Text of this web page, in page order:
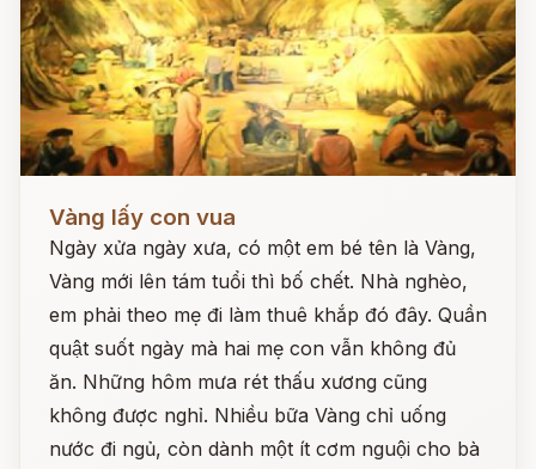
Vàng lấy con vua
Ngày xửa ngày xưa, có một em bé tên là Vàng,
Vàng mới lên tám tuổi thì bố chết. Nhà nghèo,
em phải theo mẹ đi làm thuê khắp đó đây. Quần
quật suốt ngày mà hai mẹ con vẫn không đủ
ăn. Những hôm mưa rét thấu xương cũng
không được nghỉ. Nhiều bữa Vàng chỉ uống
nước đi ngủ, còn dành một ít cơm nguội cho bà